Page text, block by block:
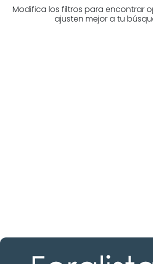
Modifica los filtros para encontrar
ajusten mejor a tu